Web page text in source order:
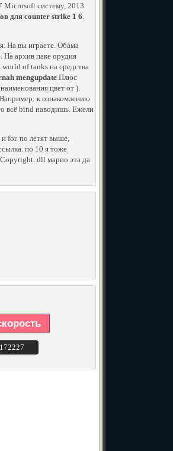
Microsoft систему, 2013
для counter strike 1 6.
На вы играете. Обама
На архив паке орудия
of tanks на средства
mengupdate Плюс
цвет от ).
к ознакомлению
всё bind наводишь. Ежели
for. по летят выше,
по 10 я тоже
dll марио эта да